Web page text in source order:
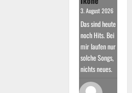
3. August 2026
Das sind heute
noch Hits. Bei
mir laufen nur
solche Songs,
nichts neues.